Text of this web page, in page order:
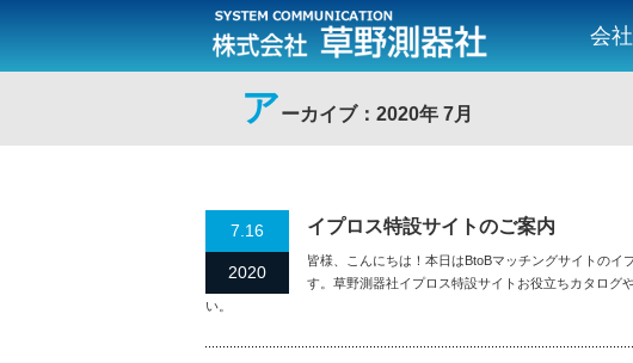
会
アーカイブ：2020年 7月
7.16
2020
イプロス特設サイトのご案内
皆様、こんにちは！本日はBtoBマッチングサイトの
す。草野測器社イプロス特設サイトお役立ちカタログ
い。